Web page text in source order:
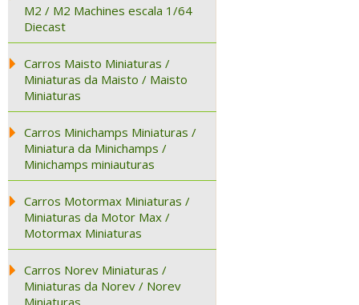
M2 / M2 Machines escala 1/64
Diecast
Carros Maisto Miniaturas /
Miniaturas da Maisto / Maisto
Miniaturas
Carros Minichamps Miniaturas /
Miniatura da Minichamps /
Minichamps miniauturas
Carros Motormax Miniaturas /
Miniaturas da Motor Max /
Motormax Miniaturas
Carros Norev Miniaturas /
Miniaturas da Norev / Norev
Miniaturas